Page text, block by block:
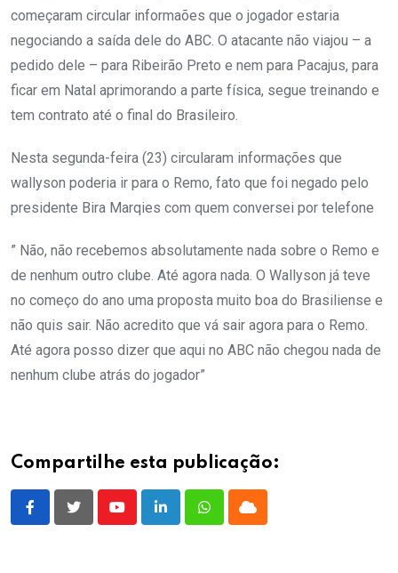
começaram circular informaões que o jogador estaria
negociando a saída dele do ABC. O atacante não viajou – a
pedido dele – para Ribeirão Preto e nem para Pacajus, para
ficar em Natal aprimorando a parte física, segue treinando e
tem contrato até o final do Brasileiro.
Nesta segunda-feira (23) circularam informações que
wallyson poderia ir para o Remo, fato que foi negado pelo
presidente Bira Marqies com quem conversei por telefone
” Não, não recebemos absolutamente nada sobre o Remo e
de nenhum outro clube. Até agora nada. O Wallyson já teve
no começo do ano uma proposta muito boa do Brasiliense e
não quis sair. Não acredito que vá sair agora para o Remo.
Até agora posso dizer que aqui no ABC não chegou nada de
nenhum clube atrás do jogador”
Compartilhe esta publicação:
YoutubeLinkedInWhatsappCloud